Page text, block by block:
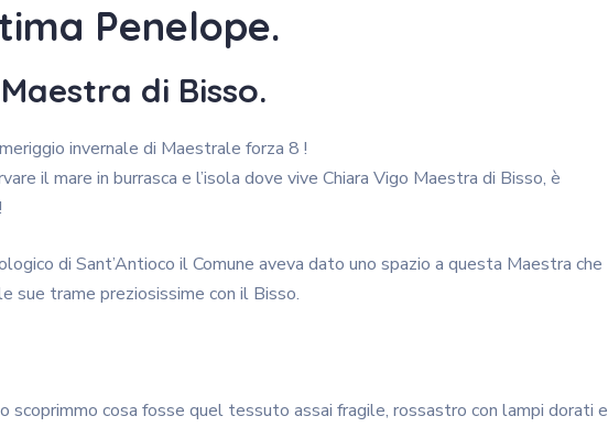
Penelope.
di Bisso.
invernale di Maestrale forza 8 !
il mare in burrasca e l’isola dove vive Chiara Vigo Maestra di Bisso, è
di Sant’Antioco il Comune aveva dato uno spazio a questa Maestra che
sue trame preziosissime con il Bisso.
scoprimmo cosa fosse quel tessuto assai fragile, rossastro con lampi dorati e